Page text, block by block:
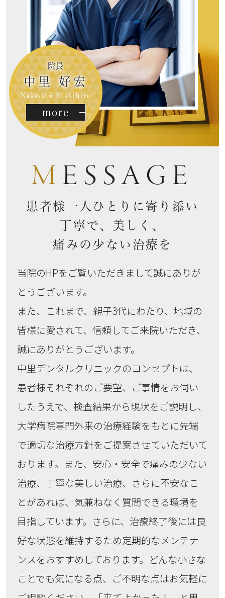
院長
中里 好宏
Nakasato Yoshihiro
more
MESSAGE
患者様一人ひとりに寄り添い
丁寧で、美しく、
痛みの少ない治療を
当院のHPをご覧いただきまして誠にありが
とうございます。
また、これまで、親子3代にわたり、地域の
皆様に愛されて、信頼してご来院いただき、
誠にありがとうございます。
中里デンタルクリニックのコンセプトは、
患者様それぞれのご要望、ご事情をお伺い
したうえで、検査結果から現状をご説明し、
大学病院専門外来の治療経験をもとに先端
で適切な治療方針をご提案させていただいて
おります。また、安心・安全で痛みの少ない
治療、丁寧な美しい治療、さらに不安なこ
とがあれば、気兼ねなく質問できる環境を
目指しています。さらに、治療終了後には良
好な状態を維持するため定期的なメンテナ
ンスをおすすめしております。どんな小さな
ことでも気になる点、ご不明な点はお気軽に